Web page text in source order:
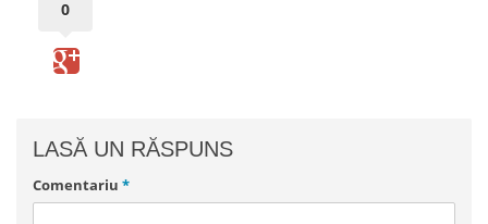
0
LASĂ UN RĂSPUNS
Comentariu *